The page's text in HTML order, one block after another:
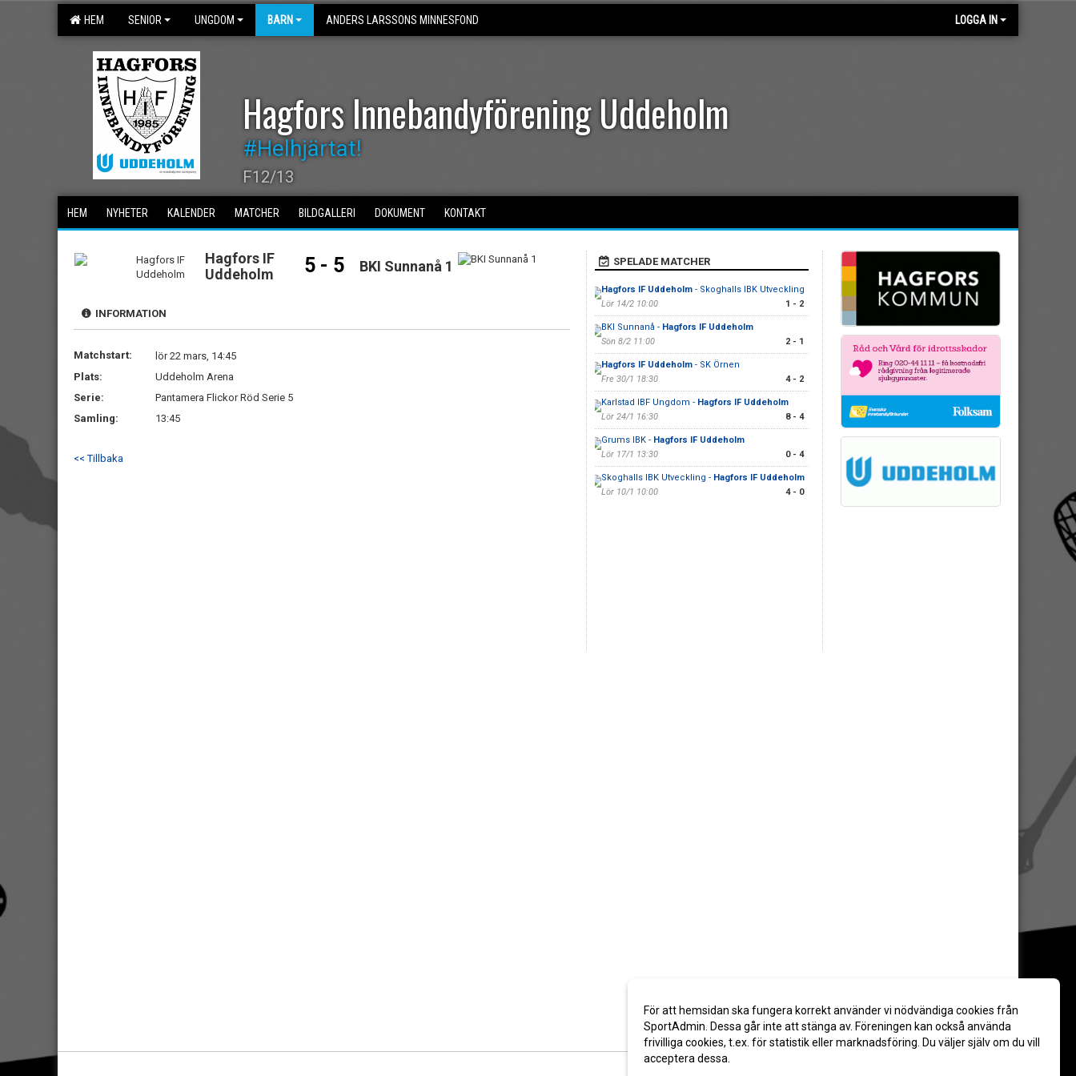
HEM SENIOR UNGDOM BARN ANDERS LARSSONS MINNESFOND LOGGA IN
Hagfors Innebandyförening Uddeholm
#Helhjärtat!
F12/13
HEM NYHETER KALENDER MATCHER BILDGALLERI DOKUMENT KONTAKT
Hagfors IF
Uddeholm
5 - 5 BKI Sunnanå 1
INFORMATION
Matchstart:
lör 22 mars, 14:45
Plats:
Uddeholm Arena
Serie:
Pantamera Flickor Röd Serie 5
Samling:
13:45
<< Tillbaka
SPELADE MATCHER
Hagfors IF Uddeholm- Skoghalls IBK Utveckling
Lör 14/2 10:00
1 - 2
BKI Sunnanå - Hagfors IF Uddeholm
Sön 8/2 11:00
2 - 1
Hagfors IF Uddeholm- SK Örnen
Fre 30/1 18:30
4 - 2
Karlstad IBF Ungdom - Hagfors IF Uddeholm
Lör 24/1 16:30
8 - 4
Grums IBK - Hagfors IF Uddeholm
Lör 17/1 13:30
0 - 4
Skoghalls IBK Utveckling - Hagfors IF Uddeholm
Lör 10/1 10:00
4 - 0
För att hemsidan ska fungera korrekt använder vi nödvändiga cookies från
SportAdmin. Dessa går inte att stänga av. Föreningen kan också använda
frivilliga cookies, t.ex. för statistik eller marknadsföring. Du väljer själv om du vill
acceptera dessa.